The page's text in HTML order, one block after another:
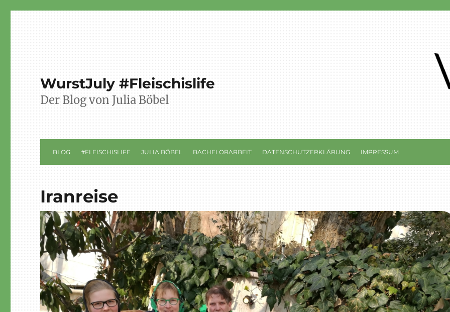
WurstJuly #Fleischislife
Der Blog von Julia Böbel
BLOG #FLEISCHISLIFE JULIA BÖBEL BACHELORARBEIT DATENSCHUTZERKLÄRUNG IMPRESSUM
Iranreise